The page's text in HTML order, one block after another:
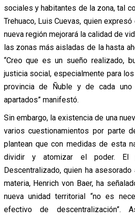
sociales y habitantes de la zona, tal
Trehuaco, Luis Cuevas, quien
nueva región mejorará la calidad de
las zonas más aisladas de la hasta
“Creo que es un sueño realizado,
justicia social, especialmente para
provincia de Ñuble y de cada
apartados” manifestó.
Sin embargo, la existencia de una
varios cuestionamientos por parte
plantean que con medidas de esta
dividir y atomizar el poder. El
Descentralizado, quien ha
materia, Henrich von Baer, ha
nueva unidad territorial “no es
efectivo de descentralización”.